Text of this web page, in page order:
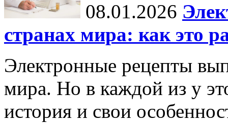
08.01.2026
странах мира: как это
Электронные рецепты
мира. Но в каждой из у
история и свои